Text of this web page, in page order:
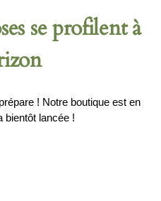
se profilent à
! Notre boutique est en
bientôt lancée !